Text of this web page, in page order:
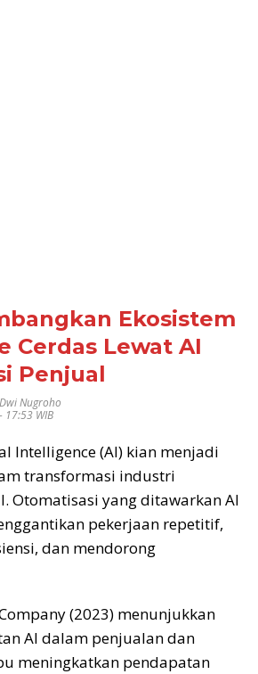
Ekosistem
Cerdas Lewat AI
Penjual
Nugroho
17:53 WIB
Intelligence (AI) kian menjadi
transformasi industri
Otomatisasi yang ditawarkan AI
pekerjaan repetitif,
dan mendorong
(2023) menunjukkan
AI dalam penjualan dan
meningkatkan pendapatan